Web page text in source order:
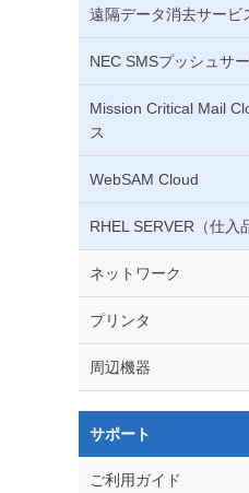
遠隔データ消去サービ
NEC SMSプッシュサ
Mission Critical Mail
ス
WebSAM Cloud
RHEL SERVER（仕入
ネットワーク
プリンタ
周辺機器
サポート
ご利用ガイド